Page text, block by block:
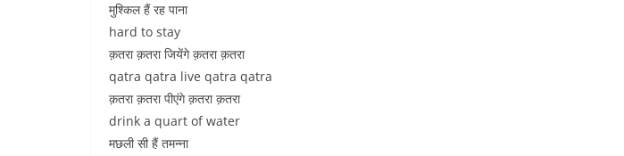
मुश्किल हैं रह पाना
hard to stay
क़तरा क़तरा जियेंगे क़तरा क़तरा
qatra qatra live qatra qatra
क़तरा क़तरा पीएंगे क़तरा क़तरा
drink a quart of water
मछली सी हैं तमन्ना